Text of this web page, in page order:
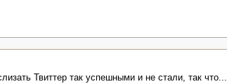
Твиттер так успешными и не стали, так что...